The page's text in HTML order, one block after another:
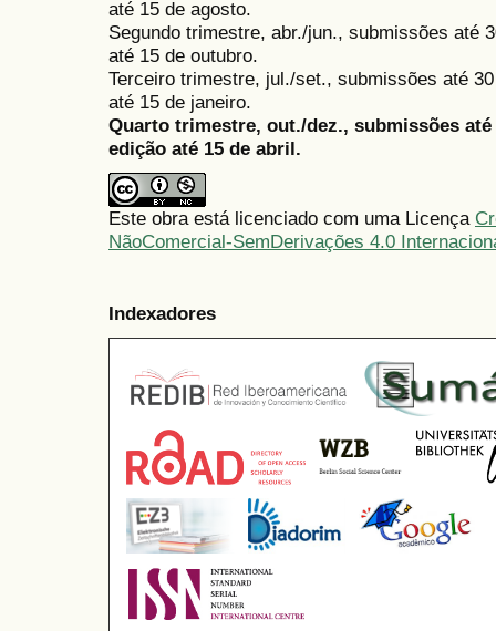
até 15 de agosto.
Segundo trimestre, abr./jun., submissões até
até 15 de outubro.
Terceiro trimestre, jul./set., submissões até
até 15 de janeiro.
Quarto trimestre, out./dez., submissões
edição até 15 de abril.
Este obra está licenciado com uma Licença
NãoComercial-SemDerivações 4.0
Indexadores